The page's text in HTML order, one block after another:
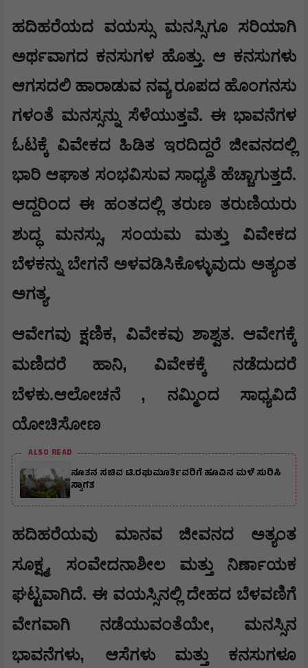
ಹದಿಹರೆಯದ ವಯಸ್ಸು ಮನಸ್ಸಿಗೂ ಸರಿಯಾಗಿ
ಅರ್ಥವಾಗದ ಕನಸುಗಳ ಹೊತ್ತು. ಆ ಕನಸುಗಳು
ಆಗಸದಲಿ ಹಾರಾಡುವ ನವ್ಯ ರೂಪದ ಹೊಂಗನಸು
ಗಳಂತೆ ಮನಸ್ಸನ್ನು ಸೆಳೆಯುತ್ತವೆ. ಈ ಭಾವನೆಗಳ
ಓಟಕ್ಕೆ ವಿವೇಕದ ಹಿಡಿತ ಇರದಿದ್ದರೆ ಜೀವನದಲ್ಲಿ
ಭಾರಿ ಆಘಾತ ಸಂಭವಿಸುವ ಸಾಧ್ಯತೆ ಹೆಚ್ಚಾಗುತ್ತದೆ.
ಆದ್ದರಿಂದ ಈ ಹಂತದಲ್ಲಿ ತರುಣ ತರುಣಿಯರು
ಶುದ್ಧ ಮನಸ್ಸು, ಸಂಯಮ ಮತ್ತು ವಿವೇಕದ
ಬೆಳಕನ್ನು ಬೇಗನೆ ಅಳವಡಿಸಿಕೊಳ್ಳುವುದು ಅತ್ಯಂತ
ಅಗತ್ಯ.
ಆವೇಗವು ಕ್ಷಣಿಕ, ವಿವೇಕವು ಶಾಶ್ವತ. ಆವೇಗಕ್ಕೆ
ಮಣಿದರೆ ಹಾನಿ, ವಿವೇಕಕ್ಕೆ ನಡೆದುದರೆ
ಬೆಳಕು.ಆಲೋಚನೆ , ನಮ್ಮಿಂದ ಸಾಧ್ಯವಿದೆ
ಯೋಚಿಸೋಣ
ALSO READ
ನೂತನ ಸಚಿವ ಟಿ.ರಘುಮೂರ್ತಿವರಿಗೆ ಹೂವಿನ ಮಳೆ ಸುರಿಸಿ
ಸ್ವಾಗತ
ಹದಿಹರೆಯವು ಮಾನವ ಜೀವನದ ಅತ್ಯಂತ
ಸೂಕ್ಷ್ಮ, ಸಂವೇದನಾಶೀಲ ಮತ್ತು ನಿರ್ಣಾಯಕ
ಘಟ್ಟವಾಗಿದೆ. ಈ ವಯಸ್ಸಿನಲ್ಲಿ ದೇಹದ ಬೆಳವಣಿಗೆ
ವೇಗವಾಗಿ ನಡೆಯುವಂತೆಯೇ, ಮನಸ್ಸಿನ
ಭಾವನೆಗಳು, ಆಸೆಗಳು ಮತ್ತು ಕನಸುಗಳೂ